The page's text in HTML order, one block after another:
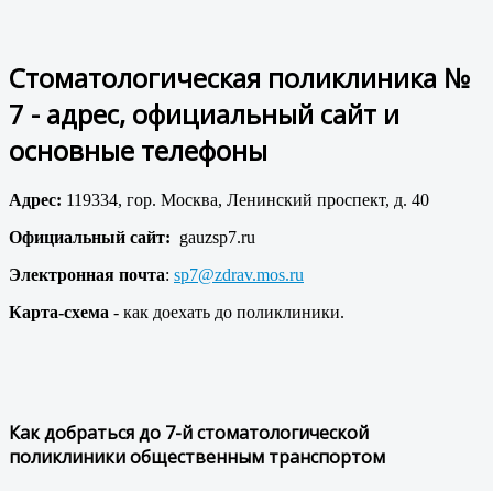
Стоматологическая поликлиника №
7 - адрес, официальный сайт и
основные телефоны
Адрес: 119334, гор. Москва, Ленинский проспект, д. 40
Официальный сайт: gauzsp7.ru
Электронная почта: sp7@zdrav.mos.ru
Карта-схема - как доехать до поликлиники.
Как добраться до 7-й стоматологической
поликлиники общественным транспортом